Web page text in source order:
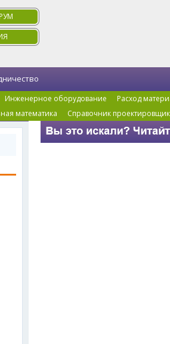
Инженерное оборудование
Расход
математика Справочник